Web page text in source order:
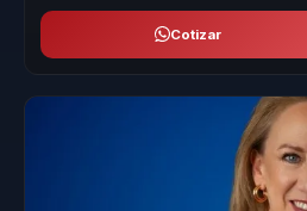
Cotizar